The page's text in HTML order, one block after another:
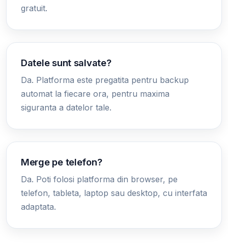
gratuit.
Datele sunt salvate?
Da. Platforma este pregatita pentru backup
automat la fiecare ora, pentru maxima
siguranta a datelor tale.
Merge pe telefon?
Da. Poti folosi platforma din browser, pe
telefon, tableta, laptop sau desktop, cu interfata
adaptata.